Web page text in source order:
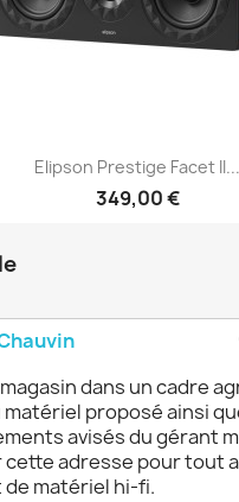
Elipson Prestige Facet II...
349,00 €
dans un cadre
proposé ainsi
avisés du gérant
cette adresse pour tout
matériel hi-fi.